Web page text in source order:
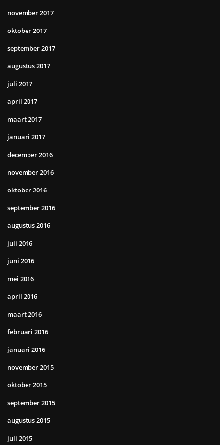
november 2017
oktober 2017
september 2017
augustus 2017
juli 2017
april 2017
maart 2017
januari 2017
december 2016
november 2016
oktober 2016
september 2016
augustus 2016
juli 2016
juni 2016
mei 2016
april 2016
maart 2016
februari 2016
januari 2016
november 2015
oktober 2015
september 2015
augustus 2015
juli 2015